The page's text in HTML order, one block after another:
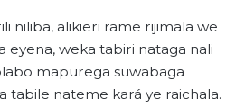
niliba, alikieri rame rijimala we
eyena, weka tabiri nataga nali
mapurega suwabaga
tabile nateme kará ye raichala.